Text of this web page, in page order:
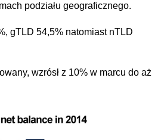
podziału geograficznego.
gTLD 54,5% natomiast nTLD
wzrósł z 10% w marcu do aż